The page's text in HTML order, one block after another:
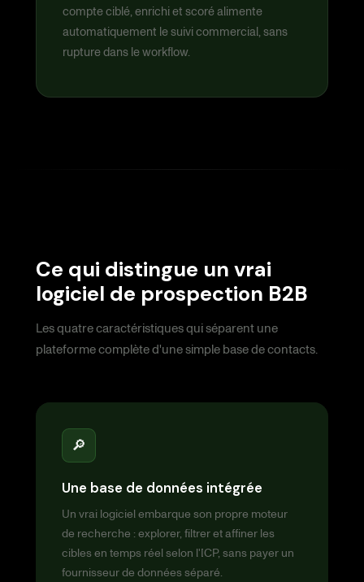
compte ciblé, enrichi et scoré alimente
automatiquement le suivi commercial, sans
rupture dans le workflow.
Ce qui distingue un vrai
logiciel de prospection B2B
Les quatre caractéristiques qui séparent une
plateforme complète d'une simple base de contacts.
🔎
Une base de données intégrée
Un vrai logiciel embarque son propre moteur
de recherche : explorer, filtrer et affiner les
cibles en temps réel selon l'ICP, sans payer un
fournisseur de données séparé.